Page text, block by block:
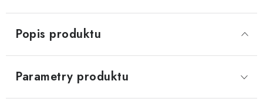
Popis produktu
Parametry produktu